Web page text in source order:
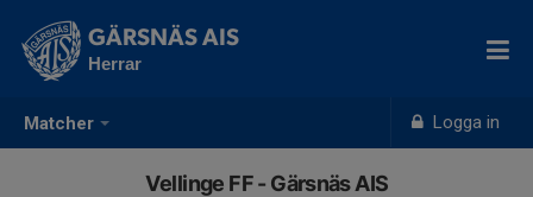
Matcher Logga in
GÄRSNÄS AIS
Herrar
Vellinge FF - Gärsnäs AIS